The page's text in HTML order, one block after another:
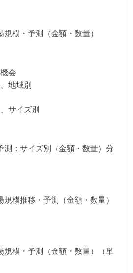
規模・予測（金額・数量）
会
地域別
サイズ別
測：サイズ別（金額・数量）分
規模推移・予測（金額・数量）
規模・予測（金額・数量）（単